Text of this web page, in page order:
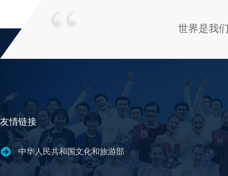
世界是我
友情链接
中华人民共和国文化和旅游部